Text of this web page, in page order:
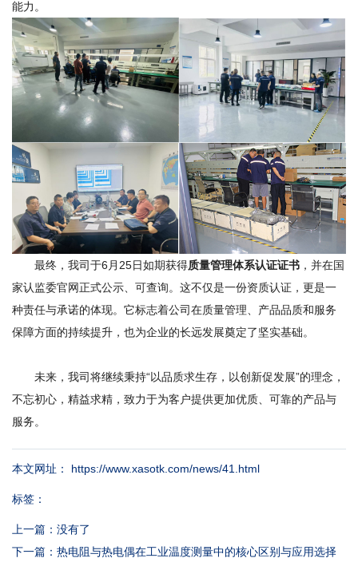
能力。
最终，我司于6月25日如期获得质量管理体系认证证书 ，并在国
家认监委官网正式公示、可查询。这不仅是一份资质认证，更是一
种责任与承诺的体现。它标志着公司在质量管理、产品品质和服务
保障方面的持续提升，也为企业的长远发展奠定了坚实基础。
未来，我司将继续秉持“以品质求生存，以创新促发展”的理念，
不忘初心，精益求精，致力于为客户提供更加优质、可靠的产品与
服务。
本文网址： https://www.xasotk.com/news/41.html
标签：
上一篇： 没有了
下一篇： 热电阻与热电偶在工业温度测量中的核心区别与应用选择